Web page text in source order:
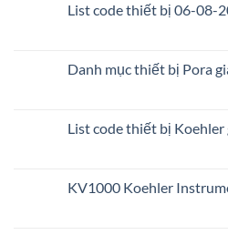
List code thiết bị 06-08-
Danh mục thiết bị Pora
List code thiết bị
KV1000 Koehler